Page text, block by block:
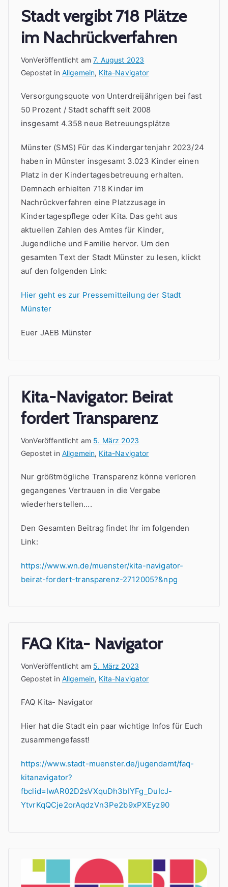
Stadt vergibt 718 Plätze
im Nachrückverfahren
VonVeröffentlicht am7. August 2023
Gepostet in Allgemein, Kita-Navigator
Versorgungsquote von Unterdreijährigen bei fast
50 Prozent / Stadt schafft seit 2008
insgesamt 4.358 neue Betreuungsplätze
Münster (SMS) Für das Kindergartenjahr 2023/24
haben in Münster insgesamt 3.023 Kinder einen
Platz in der Kindertagesbetreuung erhalten.
Demnach erhielten 718 Kinder im
Nachrückverfahren eine Platzzusage in
Kindertagespflege oder Kita. Das geht aus
aktuellen Zahlen des Amtes für Kinder,
Jugendliche und Familie hervor. Um den
gesamten Text der Stadt Münster zu lesen, klickt
auf den folgenden Link:
Hier geht es zur Pressemitteilung der Stadt
Münster
Euer JAEB Münster
Kita-Navigator: Beirat
fordert Transparenz
VonVeröffentlicht am 5. März 2023
Gepostet in Allgemein, Kita-Navigator
Nur größtmögliche Transparenz könne verloren
gegangenes Vertrauen in die Vergabe
wiederherstellen….
Den Gesamten Beitrag findet Ihr im folgenden
Link:
https://www.wn.de/muenster/kita-navigator-
beirat-fordert-transparenz-2712005?&npg
FAQ Kita- Navigator
VonVeröffentlicht am 5. März 2023
Gepostet in Allgemein, Kita-Navigator
FAQ Kita- Navigator
Hier hat die Stadt ein paar wichtige Infos für Euch
zusammengefasst!
https://www.stadt-muenster.de/jugendamt/faq-
kitanavigator?
fbclid=IwAR02D2sVXquDh3bIYFg_DuIcJ-
YtvrKqQCje2orAqdzVn3Pe2b9xPXEyz90